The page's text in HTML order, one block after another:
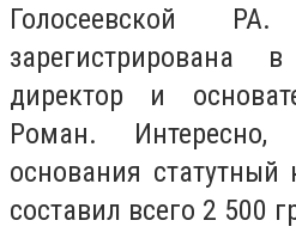
Голосеевской
директор и
Роман.
основания
составил всего 2 500